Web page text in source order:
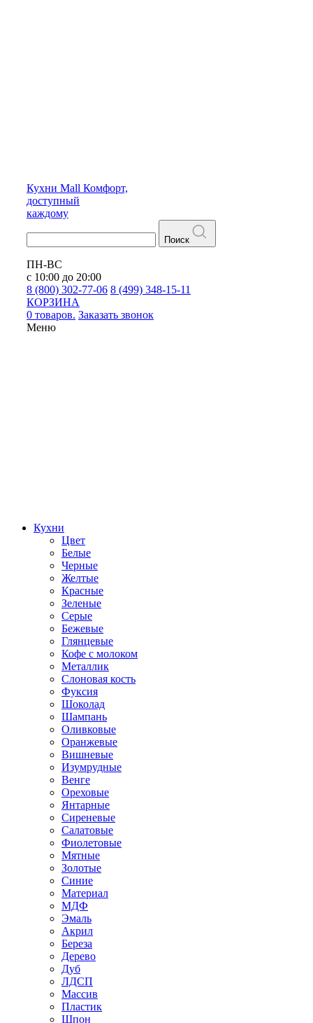
Кухни Mall Комфорт,
доступный
каждому
Поиск
ПН-ВС
с 10:00 до 20:00
8 (800) 302-77-06 8 (499) 348-15-11
КОРЗИНА
0 товаров. Заказать звонок
Меню
Кухни
Цвет
Белые
Черные
Желтые
Красные
Зеленые
Серые
Бежевые
Глянцевые
Кофе с молоком
Металлик
Слоновая кость
Фуксия
Шоколад
Шампань
Оливковые
Оранжевые
Вишневые
Изумрудные
Венге
Ореховые
Янтарные
Сиреневые
Салатовые
Фиолетовые
Мятные
Золотые
Синие
Материал
МДФ
Эмаль
Акрил
Береза
Дерево
Дуб
ЛДСП
Массив
Пластик
Шпон